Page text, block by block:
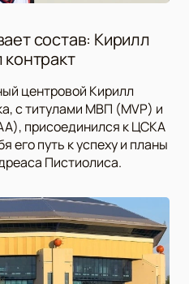
состав: Кирилл
центровой Кирилл
с титулами МВП (MVP) и
присоединился к ЦСКА
его путь к успеху и планы
Пистиолиса.